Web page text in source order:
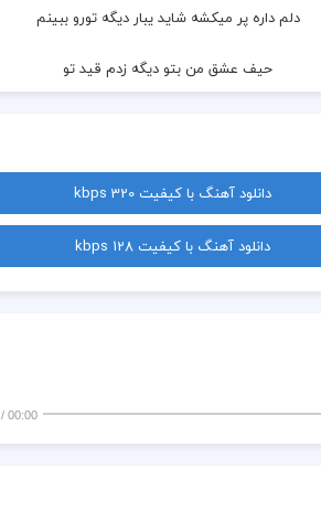
  دلم داره پر میکشه شاید یبار دیگه تورو ببینم
  حیف عشق من بتو دیگه زدم قید تو
  تو بگو کجا برم از فکرتو فرار کنم
  چجوری روبراه کنم بعد تو این دیونه رو
  یادته وقتی میرفتی چقد بهت گفتم نرو
دانلود آهنگ با کیفیت 320 kbps
دانلود آهنگ با کیفیت 128 kbps
00:00
/